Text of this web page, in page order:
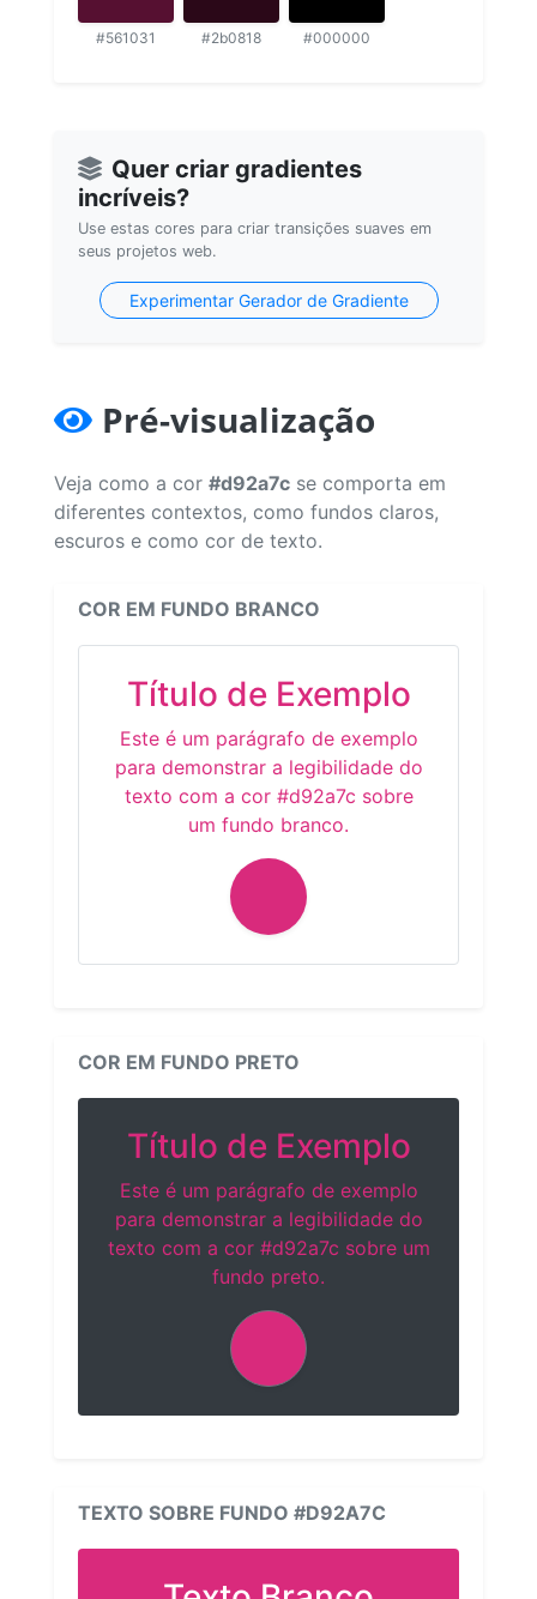
#561031 #2b0818 #000000
Quer criar gradientes
incríveis?
Use estas cores para criar transições suaves em
seus projetos web.
Experimentar Gerador de Gradiente
Pré-visualização
Veja como a cor #d92a7c se comporta em
diferentes contextos, como fundos claros,
escuros e como cor de texto.
COR EM FUNDO BRANCO
Título de Exemplo
Este é um parágrafo de exemplo
para demonstrar a legibilidade do
texto com a cor #d92a7c sobre
um fundo branco.
COR EM FUNDO PRETO
Título de Exemplo
Este é um parágrafo de exemplo
para demonstrar a legibilidade do
texto com a cor #d92a7c sobre um
fundo preto.
TEXTO SOBRE FUNDO #D92A7C